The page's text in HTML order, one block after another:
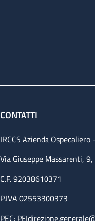
CONTATTI
IRCCS Azienda
Via Giuseppe Massarenti,
C.F. 92038610371
P.IVA 02553300373
PEC: